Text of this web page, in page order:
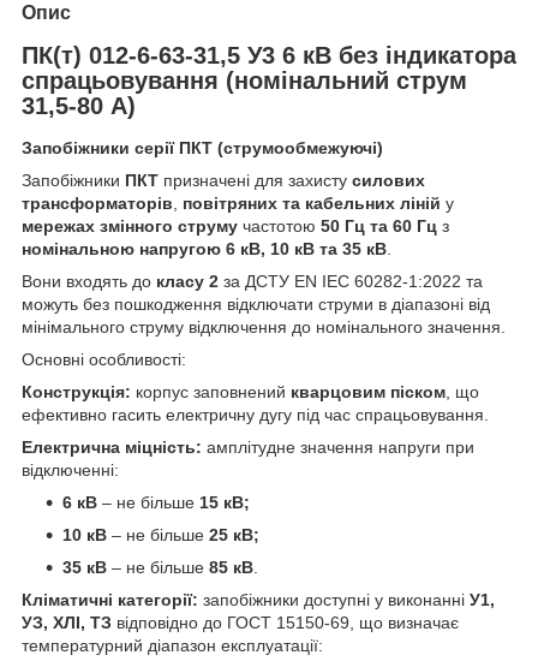
Опис
ПК(т) 012-6-63-31,5 У3 6 кВ без індикатора
спрацьовування (номінальний струм
31,5-80 А)
Запобіжники серії ПКТ (струмообмежуючі)
Запобіжники ПКТ призначені для захисту силових
трансформаторів, повітряних та кабельних ліній у
мережах змінного струму частотою 50 Гц та 60 Гц з
номінальною напругою 6 кВ, 10 кВ та 35 кВ.
Вони входять до класу 2 за ДСТУ EN IEC 60282-1:2022 та
можуть без пошкодження відключати струми в діапазоні від
мінімального струму відключення до номінального значення.
Основні особливості:
Конструкція: корпус заповнений кварцовим піском, що
ефективно гасить електричну дугу під час спрацьовування.
Електрична міцність: амплітудне значення напруги при
відключенні:
6 кВ – не більше 15 кВ;
10 кВ – не більше 25 кВ;
35 кВ – не більше 85 кВ.
Кліматичні категорії: запобіжники доступні у виконанні У1,
УЗ, ХЛІ, ТЗ відповідно до ГОСТ 15150-69, що визначає
температурний діапазон експлуатації: